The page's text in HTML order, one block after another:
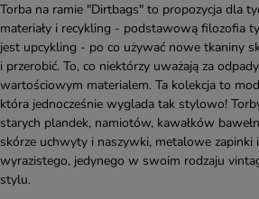
Torba na ramie "Dirtbags" to propozycja dla
materiały i recykling - podstawową filozofia
jest upcykling - po co używać nowe tkaniny
i przerobić. To, co niektórzy uważają za
wartościowym materialem. Ta kolekcja to
która jednocześnie wyglada tak stylowo!
starych plandek, namiotów, kawałków
skórze uchwyty i naszywki, metalowe zapinki
wyrazistego, jedynego w swoim rodzaju
stylu.